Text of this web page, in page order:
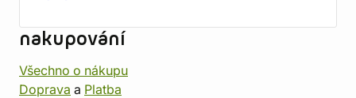
nakupování
Všechno o nákupu
Doprava a Platba